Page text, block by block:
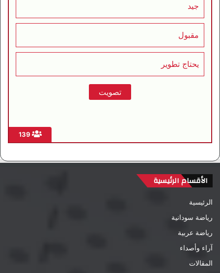
جيد
مقبول
يحتاج تطوير
الأقسام الرئيسية
الرئيسية
رياضة سودانية
رياضة عربية
آراء وأصداء
المقالات